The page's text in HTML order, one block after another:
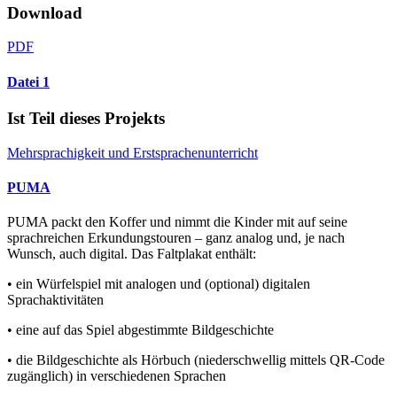
Download
PDF
Datei 1
Ist Teil dieses Projekts
Mehrsprachigkeit und Erstsprachenunterricht
PUMA
PUMA packt den Koffer und nimmt die Kinder mit auf seine
sprachreichen Erkundungstouren – ganz analog und, je nach
Wunsch, auch digital. Das Faltplakat enthält:
• ein Würfelspiel mit analogen und (optional) digitalen
Sprachaktivitäten
• eine auf das Spiel abgestimmte Bildgeschichte
• die Bildgeschichte als Hörbuch (niederschwellig mittels QR-Code
zugänglich) in verschiedenen Sprachen